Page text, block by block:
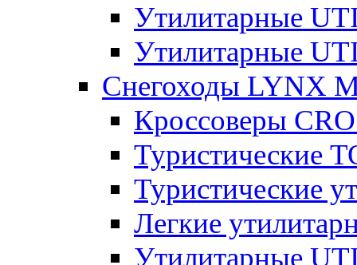
Утилитарные
Утилитарные
Снегоходы LYNX
Кроссоверы
Туристические
Туристические
Легкие
Утилитарные